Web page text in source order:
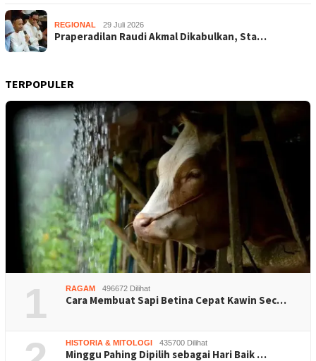
REGIONAL 29 Juli 2026
Praperadilan Raudi Akmal Dikabulkan, Sta…
TERPOPULER
1 RAGAM 496672 Dilihat
Cara Membuat Sapi Betina Cepat Kawin Sec…
HISTORIA & MITOLOGI 435700 Dilihat
Minggu Pahing Dipilih sebagai Hari Baik …